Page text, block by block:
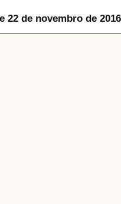
22 de novembro de